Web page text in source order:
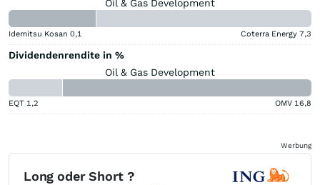
Oil & Gas Development
Idemitsu Kosan 0,1 Coterra Energy 7,3
Dividendenrendite in %
Oil & Gas Development
EQT 1,2 OMV 16,8
Werbung
Long oder Short ?